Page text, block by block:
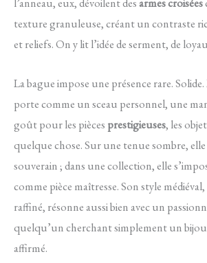
l’anneau, eux, dévoilent des armes croisées
texture granuleuse, créant un contraste
et reliefs. On y lit l’idée de serment, de
La bague impose une présence rare.
porte comme un sceau personnel, une
goût pour les pièces prestigieuses, les
quelque chose. Sur une tenue sombre,
souverain ; dans une collection, elle
comme pièce maîtresse. Son style
raffiné, résonne aussi bien avec un
quelqu’un cherchant simplement un
affirmé.